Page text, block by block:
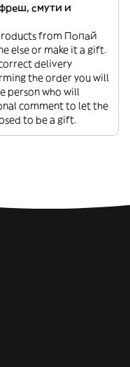
смути и
from Попай
else or make it a gift.
delivery
the order you will
person who will
comment to let the
to be a gift.